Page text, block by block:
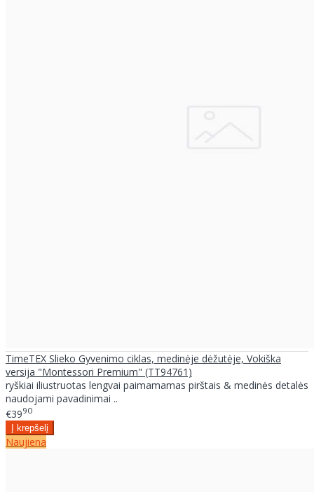
TimeTEX Slieko Gyvenimo ciklas, medinėje dėžutėje, Vokiška
versija "Montessori Premium" (TT94761)
ryškiai iliustruotas lengvai paimamamas pirštais & medinės detalės
naudojami pavadinimai ..
€3990
Naujiena